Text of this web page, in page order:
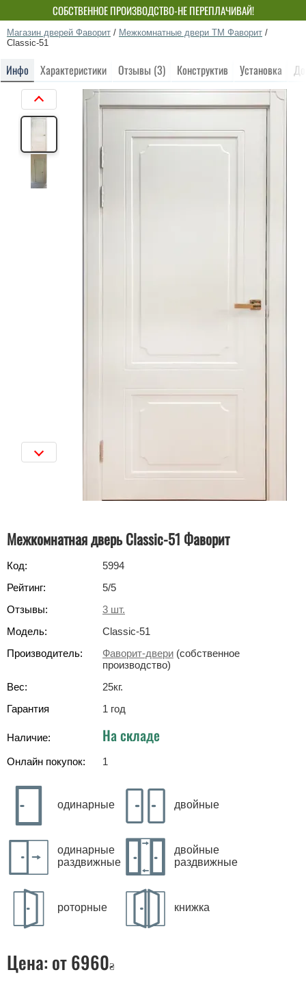
СОБСТВЕННОЕ ПРОИЗВОДСТВО-НЕ ПЕРЕПЛАЧИВАЙ!
Магазин дверей Фаворит / Межкомнатные двери ТМ Фаворит /
Classic-51
Инфо Характеристики Отзывы (3) Конструктив Установка
Межкомнатная дверь Classic-51 Фаворит
Код:
5994
Рейтинг:
5/5
Отзывы:
3 шт.
Модель:
Classic-51
Производитель:
Фаворит-двери (собственное
производство)
Вес:
25кг.
Гарантия
1 год
Наличие: На складе
Онлайн покупок: 1
одинарные двойные
одинарные
раздвижные
двойные
раздвижные
роторные книжка
Цена: от 6960₴